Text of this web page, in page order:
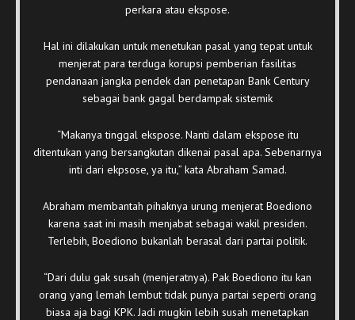
perkara atau ekspose.
Hal ini dilakukan untuk menetukan pasal yang tepat untuk
menjerat para terduga korupsi pemberian fasilitas
pendanaan jangka pendek dan penetapan Bank Century
sebagai bank gagal berdampak sistemik
“Makanya tinggal ekspose. Nanti dalam ekspose itu
ditentukan yang bersangkutan dikenai pasal apa. Sebenarnya
inti dari ekpsose, ya itu,” kata Abraham Samad.
Abraham membantah pihaknya urung menjerat Boediono
karena saat ini masih menjabat sebagai wakil presiden.
Terlebih, Boediono bukanlah berasal dari partai politik.
“Dari dulu gak susah (menjeratnya). Pak Boediono itu kan
orang yang lemah lembut tidak punya partai seperti orang
biasa aja bagi KPK. Jadi mugkin lebih susah menetapkan